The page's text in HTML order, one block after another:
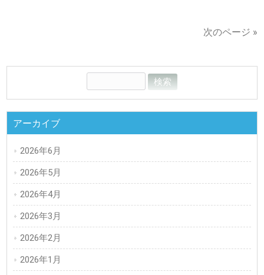
次のページ »
アーカイブ
2026年6月
2026年5月
2026年4月
2026年3月
2026年2月
2026年1月